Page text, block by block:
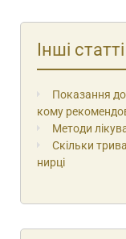
Інші статті
Показання до
кому
Методи
Скільки
нирці